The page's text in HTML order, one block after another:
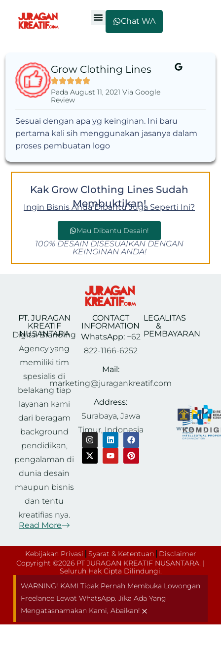
Chat WA
Grow Clothing Lines
Pada August 11, 2021 Via Google
Review
Sesuai dengan apa yg keinginan. Ini baru
pertama kali sih menggunakan jasanya dalam
proses pembuatan logo
Kak Grow Clothing Lines Sudah
Membuktikan!
Ingin Bisnis Anda Dibantu Juga Seperti Ini?
Mau Dibantu Desain!
100% DESAIN DISESUAIKAN DENGAN
KEINGINAN ANDA!
PT. JURAGAN
KREATIF
NUSANTARA
Digital Branding
Agency yang
memiliki tim
spesialis di
belakang tiap
layanan kami
dari beragam
background
pendidikan,
pengalaman di
dunia desain
maupun bisnis
dan tentu
kreatifias nya.
Read More
CONTACT
INFORMATION
WhatsApp:+62
822-1166-6252
Mail:
marketing@juragankreatif.com
Address:
Surabaya, Jawa
Timur, Indonesia
LEGALITAS
&
PEMBAYARAN
Kebijakan Privasi Syarat & Ketentuan
Disclaimer
Copyright ©2026 PT JURAGAN KREATIF NUSANTARA. |
Seluruh Hak Cipta Dilindungi.
WARNING! KAMI Tidak Pernah Membuka Lowongan
Freelance Lewat WhatsApp. Jika Ada Yang
Mengatasnamakan Kami, Abaikan! ×